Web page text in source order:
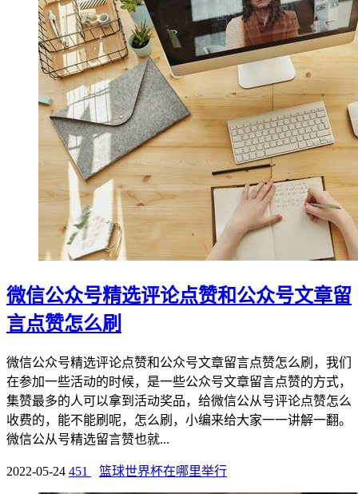
微信公众号精选评论点赞和公众号文章留
言点赞怎么刷
微信公众号精选评论点赞和公众号文章留言点赞怎么刷，我们
在参加一些活动的时候，是一些公众号文章留言点赞的方式，
集赞最多的人可以拿到活动奖品，给微信公从号评论点赞怎么
收费的，能不能刷呢，怎么刷，小编来给大家一一讲解一翻。
微信公从号精选留言赞也就...
2022-05-24 451 篮球世界杯在哪里举行